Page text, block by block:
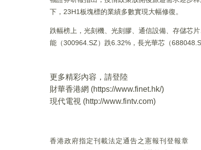
下，23H1板塊標的業績多數實現大幅修復。
跌幅榜上，光刻機、光刻膠、通信設備、存儲芯
能（300964.SZ）跌6.32%，長光華芯（
更多精彩內容，請登陸
財華香港網 (https://www.finet.hk/)
現代電視 (http://www.fintv.com)
香港政府指定刊載法定通告之憲報刊登報章